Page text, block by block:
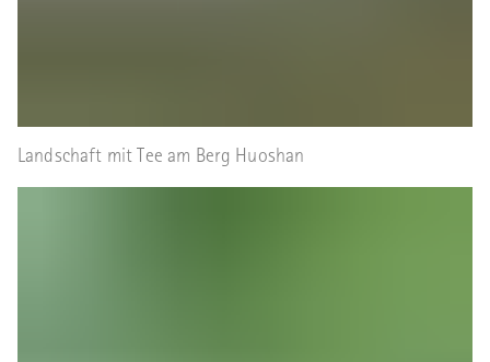
Landschaft mit Tee am Berg Huoshan